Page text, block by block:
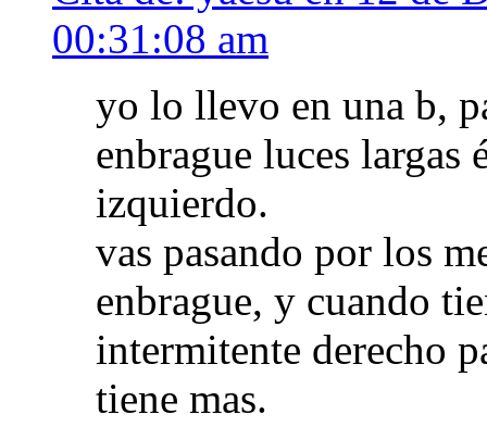
00:31:08 am
yo lo llevo en una b,
enbrague luces largas
izquierdo.
vas pasando por los
enbrague, y cuando
intermitente derecho
tiene mas.